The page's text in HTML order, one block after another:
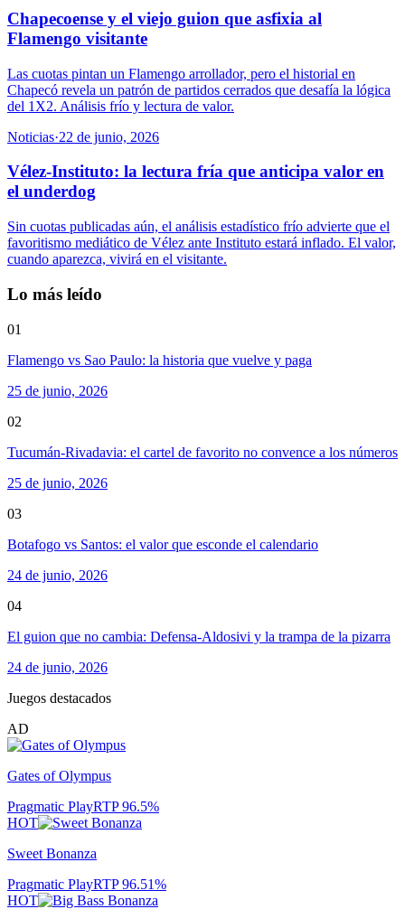
Chapecoense y el viejo guion que asfixia al
Flamengo visitante
Las cuotas pintan un Flamengo arrollador, pero el historial en
Chapecó revela un patrón de partidos cerrados que desafía la lógica
del 1X2. Análisis frío y lectura de valor.
Noticias·22 de junio, 2026
Vélez-Instituto: la lectura fría que anticipa valor en
el underdog
Sin cuotas publicadas aún, el análisis estadístico frío advierte que el
favoritismo mediático de Vélez ante Instituto estará inflado. El valor,
cuando aparezca, vivirá en el visitante.
Lo más leído
01
Flamengo vs Sao Paulo: la historia que vuelve y paga
25 de junio, 2026
02
Tucumán-Rivadavia: el cartel de favorito no convence a los números
25 de junio, 2026
03
Botafogo vs Santos: el valor que esconde el calendario
24 de junio, 2026
04
El guion que no cambia: Defensa-Aldosivi y la trampa de la pizarra
24 de junio, 2026
Juegos destacados
AD
Gates of Olympus
Pragmatic PlayRTP96.5%
HOT
Sweet Bonanza
Pragmatic PlayRTP96.51%
HOT